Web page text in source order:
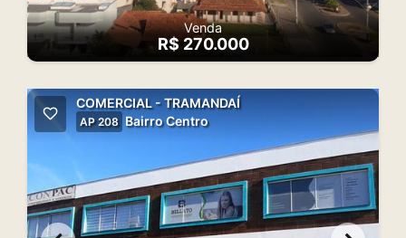
Venda
R$ 270.000
COMERCIAL - TRAMANDAÍ
AP 208 Bairro Centro